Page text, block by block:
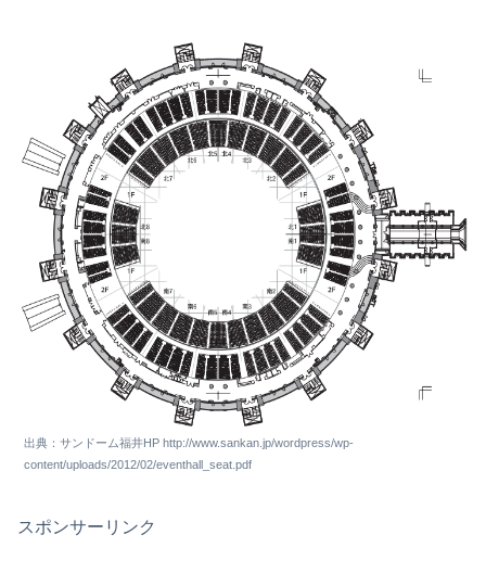
出典：サンドーム福井HP http://www.sankan.jp/wordpress/wp-
content/uploads/2012/02/eventhall_seat.pdf
スポンサーリンク